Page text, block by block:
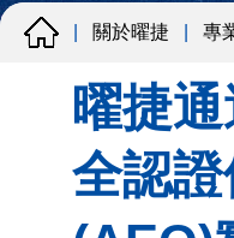
關於曜捷 專
曜捷
全認